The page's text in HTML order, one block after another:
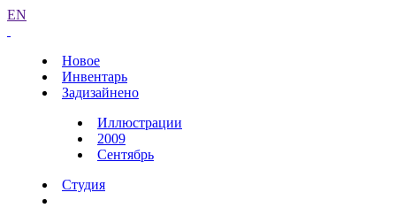
EN
Новое
Инвентарь
Задизайнено
Иллюстрации
2009
Сентябрь
Студия